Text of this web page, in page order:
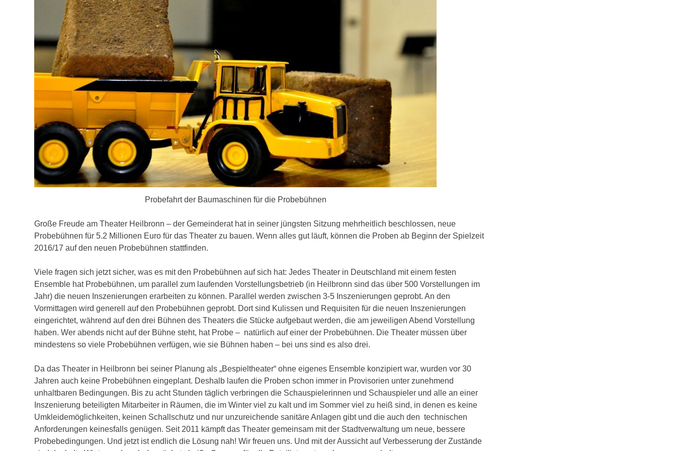
Probefahrt der Baumaschinen für die Probebühnen
Große Freude am Theater Heilbronn – der Gemeinderat hat in seiner jüngsten Sitzung mehrheitlich beschlossen, neue
Probebühnen für 5.2 Millionen Euro für das Theater zu bauen. Wenn alles gut läuft, können die Proben ab Beginn der Spielzeit
2016/17 auf den neuen Probebühnen stattfinden.
Viele fragen sich jetzt sicher, was es mit den Probebühnen auf sich hat: Jedes Theater in Deutschland mit einem festen
Ensemble hat Probebühnen, um parallel zum laufenden Vorstellungsbetrieb (in Heilbronn sind das über 500 Vorstellungen im
Jahr) die neuen Inszenierungen erarbeiten zu können. Parallel werden zwischen 3-5 Inszenierungen geprobt. An den
Vormittagen wird generell auf den Probebühnen geprobt. Dort sind Kulissen und Requisiten für die neuen Inszenierungen
eingerichtet, während auf den drei Bühnen des Theaters die Stücke aufgebaut werden, die am jeweiligen Abend Vorstellung
haben. Wer abends nicht auf der Bühne steht, hat Probe – natürlich auf einer der Probebühnen. Die Theater müssen über
mindestens so viele Probebühnen verfügen, wie sie Bühnen haben – bei uns sind es also drei.
Da das Theater in Heilbronn bei seiner Planung als „Bespieltheater“ ohne eigenes Ensemble konzipiert war, wurden vor 30
Jahren auch keine Probebühnen eingeplant. Deshalb laufen die Proben schon immer in Provisorien unter zunehmend
unhaltbaren Bedingungen. Bis zu acht Stunden täglich verbringen die Schauspielerinnen und Schauspieler und alle an einer
Inszenierung beteiligten Mitarbeiter in Räumen, die im Winter viel zu kalt und im Sommer viel zu heiß sind, in denen es keine
Umkleidemöglichkeiten, keinen Schallschutz und nur unzureichende sanitäre Anlagen gibt und die auch den technischen
Anforderungen keinesfalls genügen. Seit 2011 kämpft das Theater gemeinsam mit der Stadtverwaltung um neue, bessere
Probebedingungen. Und jetzt ist endlich die Lösung nah! Wir freuen uns. Und mit der Aussicht auf Verbesserung der Zustände